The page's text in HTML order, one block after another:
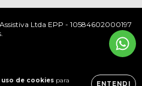
de cookies para
ENTENDI
Ltda EPP - 10584602000197